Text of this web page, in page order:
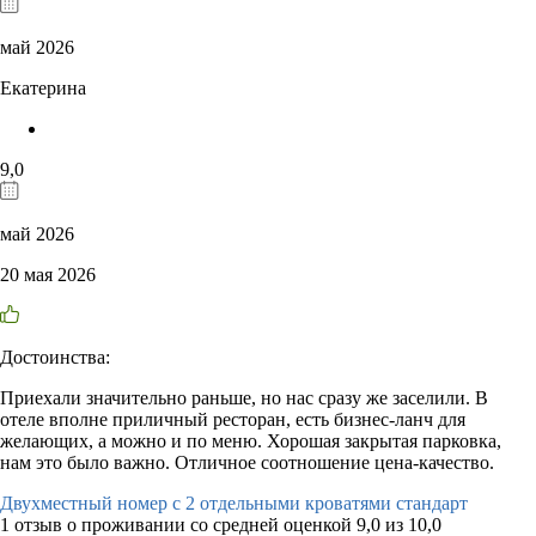
май 2026
Екатерина
9,0
май 2026
20 мая 2026
Достоинства:
Приехали значительно раньше, но нас сразу же заселили. В
отеле вполне приличный ресторан, есть бизнес-ланч для
желающих, а можно и по меню. Хорошая закрытая парковка,
нам это было важно. Отличное соотношение цена-качество.
Двухместный номер с 2 отдельными кроватями стандарт
1 отзыв о проживании со средней оценкой 9,0 из 10,0